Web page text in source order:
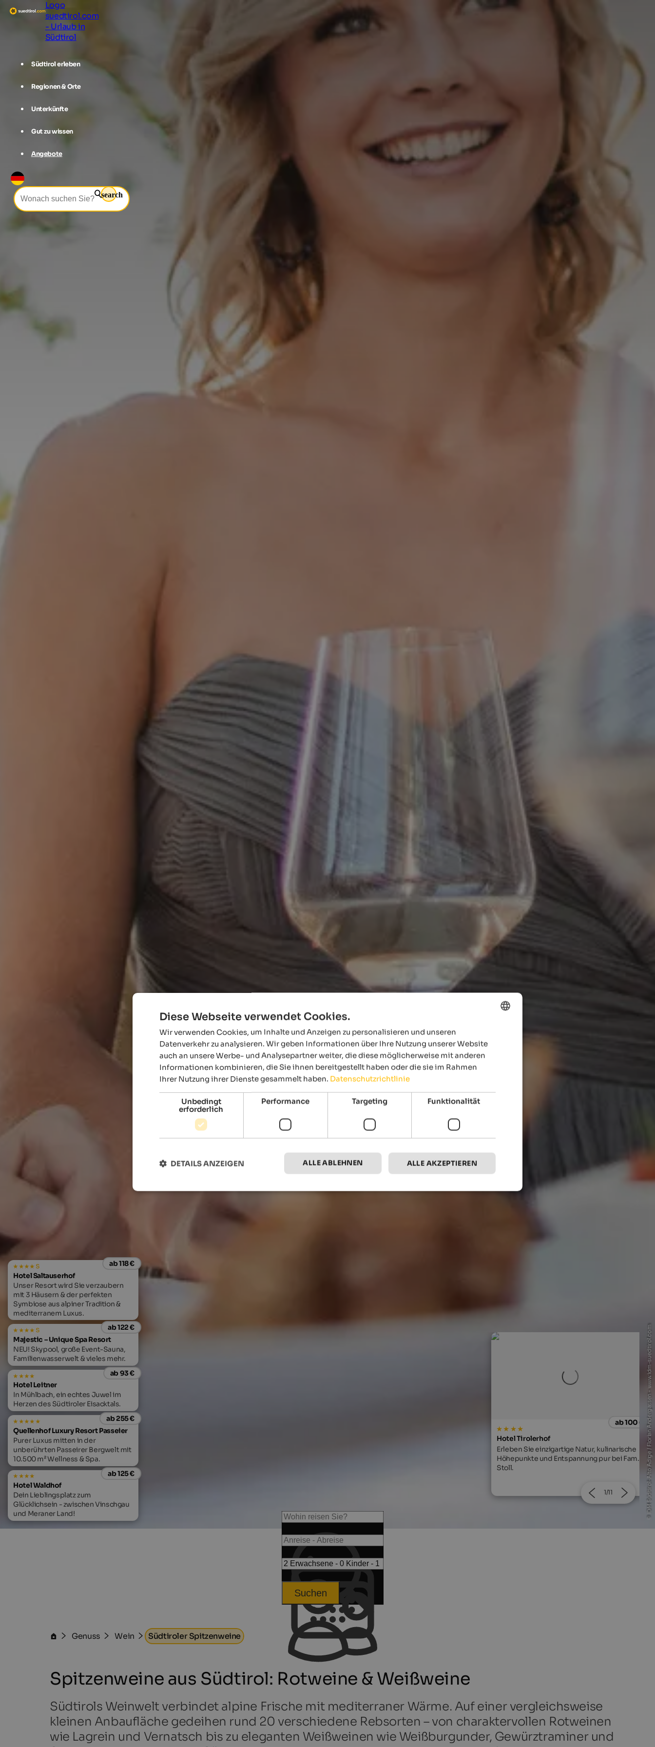
Logo
suedtirol.com
- Urlaub in
Südtirol
Südtirol erleben
Regionen & Orte
Unterkünfte
Gut zu wissen
Angebote
search
ab 118 €
s
Hotel Saltauserhof
Unser Resort wird Sie verzaubern
mit 3 Häusern & der perfekten
Symbiose aus alpiner Tradition &
mediterranem Luxus.
ab 122 €
s
Majestic – Unique Spa Resort
NEU! Skypool, große Event-Sauna,
Familienwasserwelt & vieles mehr.
ab 93 €
Hotel Leitner
In Mühlbach, ein echtes Juwel im
Herzen des Südtiroler Eisacktals.
ab 255 €
Quellenhof Luxury Resort Passeier
Purer Luxus mitten in der
unberührten Passeirer Bergwelt mit
10.500 m² Wellness & Spa.
ab 125 €
Hotel Waldhof
Dein Lieblingsplatz zum
Glücklichsein - zwischen Vinschgau
und Meraner Land!
ab 166
MIRABELL DOLOMITES HOTEL
Exklusive Wohlfühlzeit mit alpinem
Wohnkomfort, Gourmetküche und 130
Beauty- & Ayurveda Treatments!
2/11 © IDM Südtirol-Alto Adige / Florian Andergassen - www.idm-suedtirol.com
Suchen
Genuss Wein Südtiroler Spitzenweine
Spitzenweine aus Südtirol: Rotweine & Weißweine
Südtirols Weinwelt verbindet alpine Frische mit mediterraner Wärme. Auf einer vergleichsweise
kleinen Anbaufläche gedeihen rund 20 verschiedene Rebsorten – von charaktervollen Rotweinen
wie Lagrein und Vernatsch bis zu eleganten Weißweinen wie Weißburgunder, Gewürztraminer und
GERMAN
Diese Webseite verwendet Cookies.
Wir verwenden Cookies, um Inhalte und Anzeigen zu personalisieren und unseren
Datenverkehr zu analysieren. Wir geben Informationen über Ihre Nutzung unserer Website
auch an unsere Werbe- und Analysepartner weiter, die diese möglicherweise mit anderen
Informationen kombinieren, die Sie ihnen bereitgestellt haben oder die sie im Rahmen
Ihrer Nutzung ihrer Dienste gesammelt haben. Datenschutzrichtlinie
Unbedingt
erforderlich
Performance Targeting Funktionalität
ALLE AKZEPTIEREN
ALLE ABLEHNEN
DETAILS ANZEIGEN